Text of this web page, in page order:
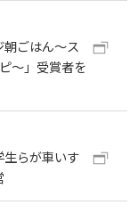
告書
て
ごはん～ス
～」受賞者を
らが車いす